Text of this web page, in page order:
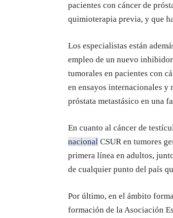
pacientes con cáncer de
quimioterapia previa, y que
Los especialistas están
empleo de un nuevo
tumorales en pacientes con
en ensayos internacionales y
próstata metastásico en una
En cuanto al cáncer de
nacional CSUR en tumores
primera línea en adultos,
de cualquier punto del país
Por último, en el ámbito
formación de la Asociación